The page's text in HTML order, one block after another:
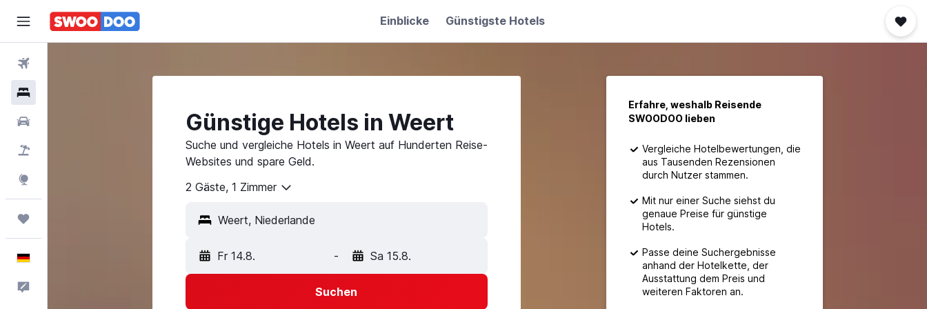
Einblicke Günstigste Hotels
Günstige Hotels in Weert
Suche und vergleiche Hotels in Weert auf Hunderten Reise-
Websites und spare Geld.
2 Gäste, 1 Zimmer
Fr 14.8. - Sa 15.8.
Suchen
Erfahre, weshalb Reisende
SWOODOO lieben
Vergleiche Hotelbewertungen, die
aus Tausenden Rezensionen
durch Nutzer stammen.
Mit nur einer Suche siehst du
genaue Preise für günstige
Hotels.
Passe deine Suchergebnisse
anhand der Hotelkette, der
Ausstattung dem Preis und
weiteren Faktoren an.